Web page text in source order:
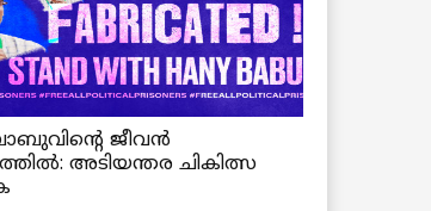
ജീവൻ
അടിയന്തര ചികിത്സ